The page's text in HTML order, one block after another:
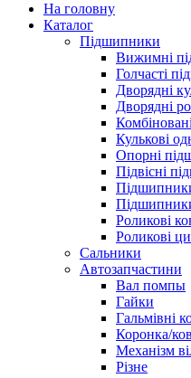
На головну
Каталог
Підшипники
Вижимні
Голчасті
Дворядні
Дворядні
Кулькові
Опорні
Підвісні
Роликові
Роликові
Сальники
Автозапчастини
Вал помпы
Гайки
Гальмівні
Коронка/
Механізм
Різне